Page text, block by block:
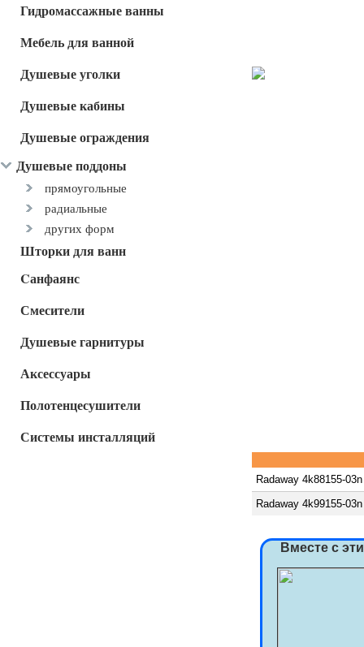
Гидромассажные ванны
Мебель для ванной
Душевые уголки
Душевые кабины
Душевые ограждения
Душевые поддоны
прямоугольные
радиальные
других форм
Шторки для ванн
Cанфаянс
Смесители
Душевые гарнитуры
Аксессуары
Полотенцесушители
Системы инсталляций
Radaway 4k88155-03n
Radaway 4k99155-03n
Вместе с